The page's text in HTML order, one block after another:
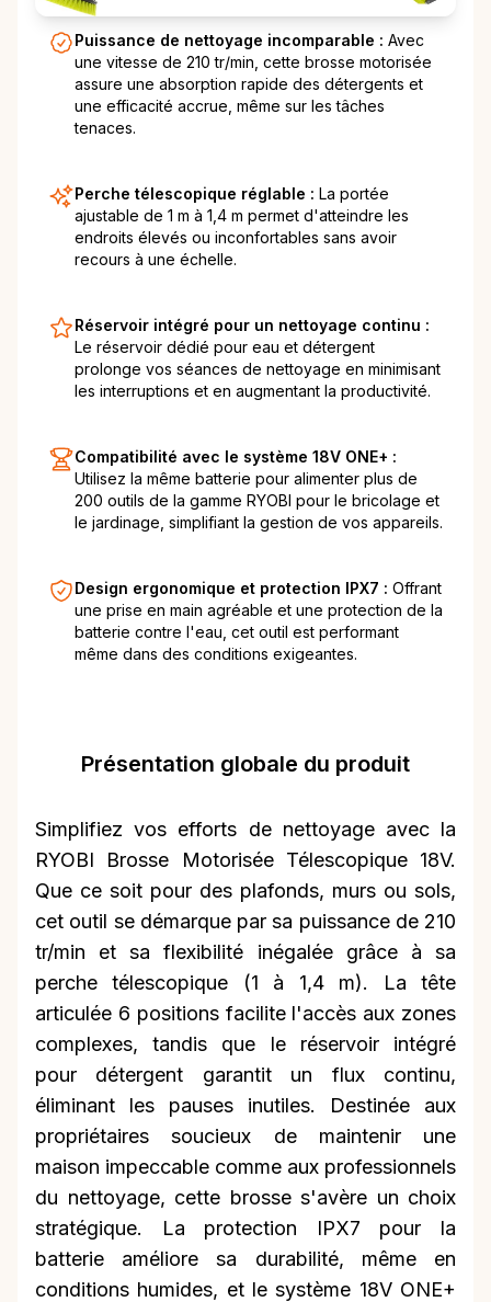
Puissance de nettoyage incomparable : Avec
une vitesse de 210 tr/min, cette brosse motorisée
assure une absorption rapide des détergents et
une efficacité accrue, même sur les tâches
tenaces.
Perche télescopique réglable : La portée
ajustable de 1 m à 1,4 m permet d'atteindre les
endroits élevés ou inconfortables sans avoir
recours à une échelle.
Réservoir intégré pour un nettoyage continu :
Le réservoir dédié pour eau et détergent
prolonge vos séances de nettoyage en minimisant
les interruptions et en augmentant la productivité.
Compatibilité avec le système 18V ONE+ :
Utilisez la même batterie pour alimenter plus de
200 outils de la gamme RYOBI pour le bricolage et
le jardinage, simplifiant la gestion de vos appareils.
Design ergonomique et protection IPX7 : Offrant
une prise en main agréable et une protection de la
batterie contre l'eau, cet outil est performant
même dans des conditions exigeantes.
Présentation globale du produit
Simplifiez vos efforts de nettoyage avec la
RYOBI Brosse Motorisée Télescopique 18V.
Que ce soit pour des plafonds, murs ou sols,
cet outil se démarque par sa puissance de 210
tr/min et sa flexibilité inégalée grâce à sa
perche télescopique (1 à 1,4 m). La tête
articulée 6 positions facilite l'accès aux zones
complexes, tandis que le réservoir intégré
pour détergent garantit un flux continu,
éliminant les pauses inutiles. Destinée aux
propriétaires soucieux de maintenir une
maison impeccable comme aux professionnels
du nettoyage, cette brosse s'avère un choix
stratégique. La protection IPX7 pour la
batterie améliore sa durabilité, même en
conditions humides, et le système 18V ONE+